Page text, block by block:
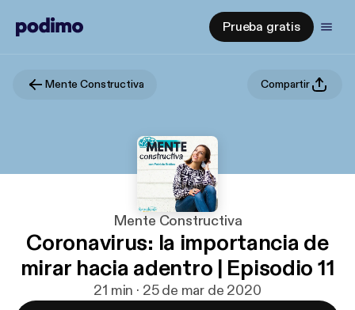
Prueba gratis
Mente Constructiva Compartir
Mente Constructiva
Coronavirus: la importancia de
mirar hacia adentro | Episodio 11
21 min · 25 de mar de 2020